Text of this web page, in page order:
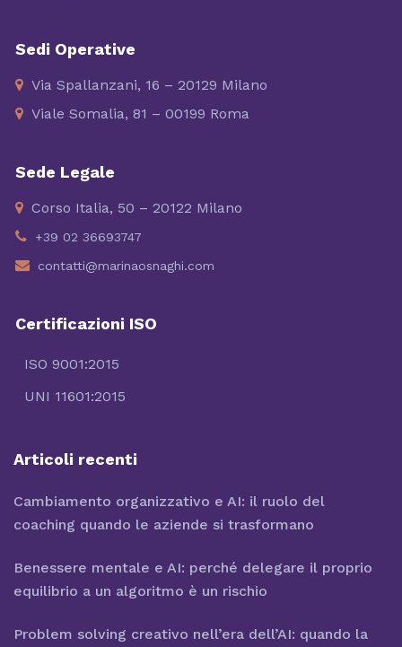
Sedi Operative
Via Spallanzani, 16 – 20129 Milano
Viale Somalia, 81 – 00199 Roma
Sede Legale
Corso Italia, 50 – 20122 Milano
+39 02 36693747
contatti@marinaosnaghi.com
Certificazioni ISO
ISO 9001:2015
UNI 11601:2015
Articoli recenti
Cambiamento organizzativo e AI: il ruolo del
coaching quando le aziende si trasformano
Benessere mentale e AI: perché delegare il proprio
equilibrio a un algoritmo è un rischio
Problem solving creativo nell’era dell’AI: quando la